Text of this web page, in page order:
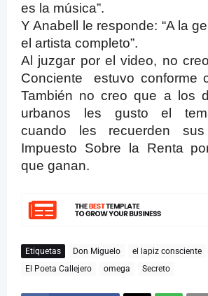
es la música”.
Y Anabell le responde: “A la
el artista completo”.
Al juzgar por el video, no
Conciente estuvo conforme
También no creo que a los
urbanos les gusto el
cuando les recuerden
Impuesto Sobre la Renta
que ganan.
Etiquetas Don Miguelo el lapiz consciente
El Poeta Callejero
omega Secreto